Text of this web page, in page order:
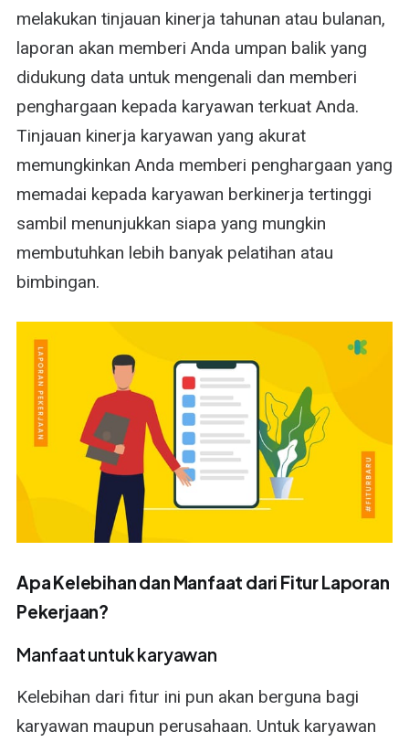
melakukan tinjauan kinerja tahunan atau bulanan,
laporan akan memberi Anda umpan balik yang
didukung data untuk mengenali dan memberi
penghargaan kepada karyawan terkuat Anda.
Tinjauan kinerja karyawan yang akurat
memungkinkan Anda memberi penghargaan yang
memadai kepada karyawan berkinerja tertinggi
sambil menunjukkan siapa yang mungkin
membutuhkan lebih banyak pelatihan atau
bimbingan.
Apa Kelebihan dan Manfaat dari Fitur Laporan
Pekerjaan?
Manfaat untuk karyawan
Kelebihan dari fitur ini pun akan berguna bagi
karyawan maupun perusahaan. Untuk karyawan